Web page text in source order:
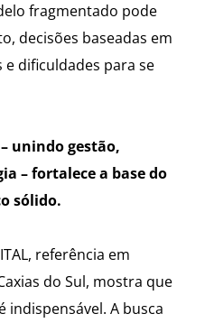
fragmentado pode
decisões baseadas em
dificuldades para se
unindo gestão,
– fortalece a base do
sólido.
referência em
do Sul, mostra que
indispensável. A busca